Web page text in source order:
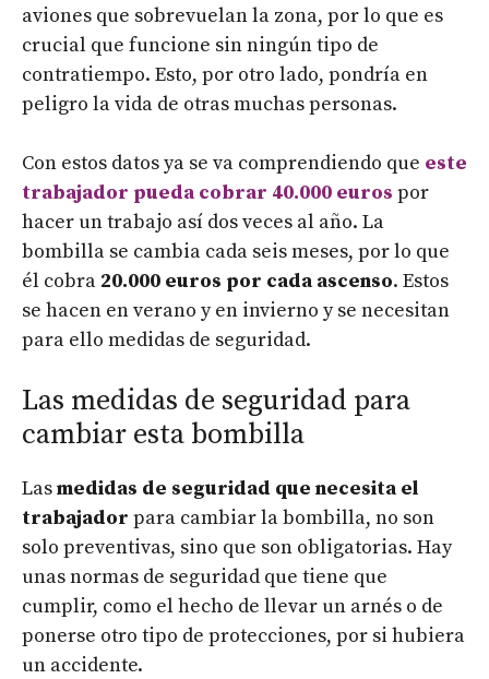
aviones que sobrevuelan la zona, por lo que es
crucial que funcione sin ningún tipo de
contratiempo. Esto, por otro lado, pondría en
peligro la vida de otras muchas personas.
Con estos datos ya se va comprendiendo que este
trabajador pueda cobrar 40.000 euros por
hacer un trabajo así dos veces al año. La
bombilla se cambia cada seis meses, por lo que
él cobra 20.000 euros por cada ascenso. Estos
se hacen en verano y en invierno y se necesitan
para ello medidas de seguridad.
Las medidas de seguridad para
cambiar esta bombilla
Lasmedidas de seguridad que necesita el
trabajador para cambiar la bombilla, no son
solo preventivas, sino que son obligatorias. Hay
unas normas de seguridad que tiene que
cumplir, como el hecho de llevar un arnés o de
ponerse otro tipo de protecciones, por si hubiera
un accidente.